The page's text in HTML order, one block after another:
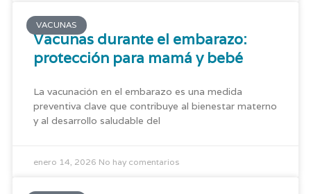
VACUNAS
Vacunas durante el embarazo:
protección para mamá y bebé
La vacunación en el embarazo es una medida
preventiva clave que contribuye al bienestar materno
y al desarrollo saludable del
enero 14, 2026 No hay comentarios